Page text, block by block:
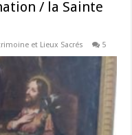
/ la Sainte
et Lieux Sacrés 5